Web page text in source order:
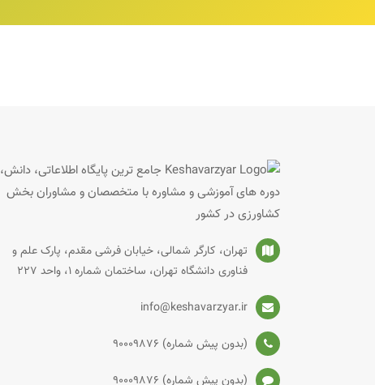
جامع ترین پایگاه اطلاعاتی، دانش،
دوره های آموزشی و مشاوره با متخصصان و مشاوران بخش
کشاورزی در کشور
تهران، کارگر شمالی، خیابان فرشی مقدم، پارک علم و
فناوری دانشگاه تهران، ساختمان شماره‌ 1، واحد 227
info@keshavarzyar.ir
(بدون پیش شماره) 90009876
(بدون پیش شماره) 90009876